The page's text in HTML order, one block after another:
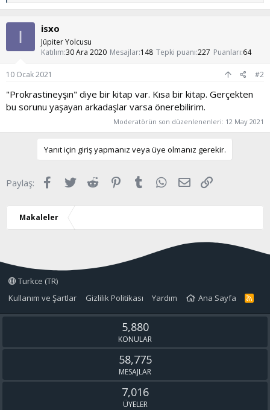
p
k
e
I isxo
Jüpiter Yolcusu
Katılım 30 Ara 2020 Mesajlar 148 Tepki puanı 227 Puanları 64
10 Ocak 2021 #2
"Prokrastineyşın" diye bir kitap var. Kısa bir kitap. Gerçekten
bu sorunu yaşayan arkadaşlar varsa önerebilirim.
Moderatörün son düzenlenenleri: 12 May 2021
Yanıt için giriş yapmanız veya üye olmanız gerekir.
Paylaş: Facebook
Twitter Reddit Pinterest
Tumblr WhatsApp
E-posta
Makaleler
Turkce (TR)
Kullanım ve Şartlar
Gizlilik Politikası Yardım Ana Sayfa
R
S
5,880
KONULAR
58,775
MESAJLAR
7,016
ÜYELER